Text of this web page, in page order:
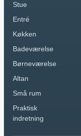
Stue
Entré
Køkken
Badeværelse
Børneværelse
Altan
Små rum
Praktisk
indretning